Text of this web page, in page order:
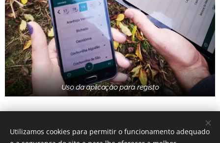
Uso da aplicação para registo
Utilizamos cookies para permitir o funcionamento adequado